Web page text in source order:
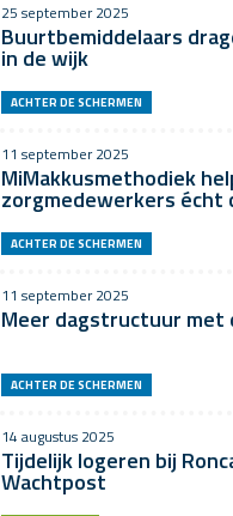
25 september 2025
Buurtbemiddelaars
in de wijk
ACHTER DE SCHERMEN
11 september 2025
MiMakkusmethodiek
zorgmedewerkers écht
ACHTER DE SCHERMEN
11 september 2025
Meer dagstructuur met
ACHTER DE SCHERMEN
14 augustus 2025
Tijdelijk logeren bij
Wachtpost